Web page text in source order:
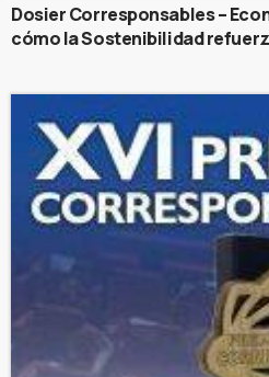
Dosier Corresponsables –
cómo la Sostenibilidad